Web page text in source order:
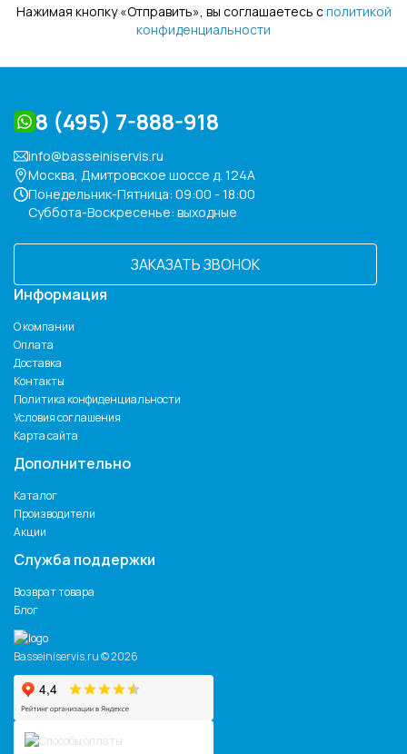
Нажимая кнопку «Отправить», вы соглашаетесь сполитикой
конфиденциальности
8 (495) 7-888-918
info@basseiniservis.ru
Москва, Дмитровское шоссе д. 124А
Понедельник-Пятница: 09:00 - 18:00
Суббота-Воскресенье: выходные
ЗАКАЗАТЬ ЗВОНОК
Информация
О компании
Оплата
Доставка
Контакты
Политика конфиденциальности
Условия соглашения
Карта сайта
Дополнительно
Каталог
Производители
Акции
Служба поддержки
Возврат товара
Блог
Basseiniservis.ru © 2026